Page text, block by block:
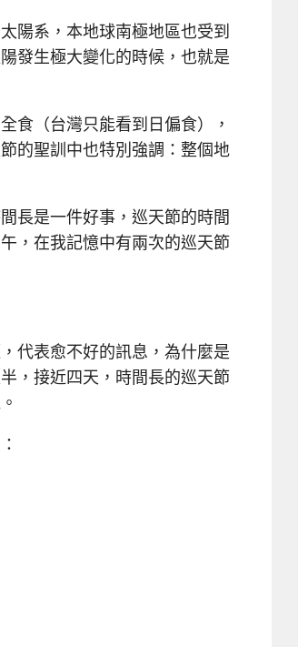
系，本地球南極地區也受到
發生極大變化的時候，也就是
（台灣只能看到日偏食），
的聖訓中也特別強調：整個地
長是一件好事，巡天節的時間
，在我記憶中有兩次的巡天節
代表愈不好的訊息，為什麼是
，接近四天，時間長的巡天節